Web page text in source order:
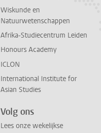
Wiskunde en
Natuurwetenschappen
Afrika-Studiecentrum Leiden
Honours Academy
ICLON
International Institute for
Asian Studies
Volg ons
Lees onze wekelijkse